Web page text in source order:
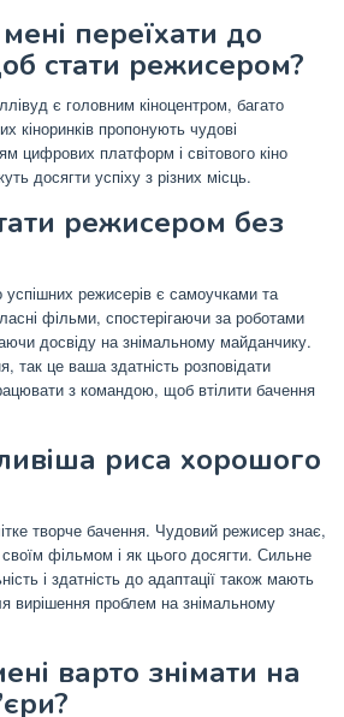
переїхати до
стати режисером?
є головним кіноцентром, багато
кіноринків пропонують чудові
цифрових платформ і світового кіно
досягти успіху з різних місць.
режисером без
режисерів є самоучками та
фільми, спостерігаючи за роботами
досвіду на знімальному майданчику.
так це ваша здатність розповідати
з командою, щоб втілити бачення
риса хорошого
творче бачення. Чудовий режисер знає,
фільмом і як цього досягти. Сильне
і здатність до адаптації також мають
вирішення проблем на знімальному
варто знімати на